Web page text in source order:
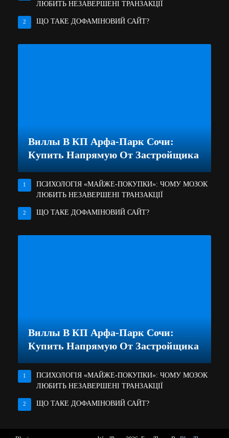
ЛЮБИТЬ НЕЗАВЕРШЕНІ ТРАНЗАКЦІЇ
2 ЩО ТАКЕ ДОФАМІНОВИЙ САЙТ?
Виллы В КП Арфа-Парк Сочи:
Купить Напрямую От Застройщика
1
ПСИХОЛОГІЯ «МАЙЖЕ-ПОКУПКИ»: ЧОМУ МОЗОК
ЛЮБИТЬ НЕЗАВЕРШЕНІ ТРАНЗАКЦІЇ
2 ЩО ТАКЕ ДОФАМІНОВИЙ САЙТ?
Виллы В КП Арфа-Парк Сочи:
Купить Напрямую От Застройщика
1
ПСИХОЛОГІЯ «МАЙЖЕ-ПОКУПКИ»: ЧОМУ МОЗОК
ЛЮБИТЬ НЕЗАВЕРШЕНІ ТРАНЗАКЦІЇ
2 ЩО ТАКЕ ДОФАМІНОВИЙ САЙТ?